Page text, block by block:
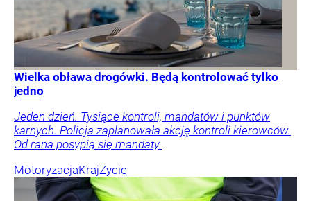
Wielka obława drogówki. Będą kontrolować tylko
jedno
Jeden dzień. Tysiące kontroli, mandatów i punktów
karnych. Policja zaplanowała akcję kontroli kierowców.
Od rana posypią się mandaty.
MotoryzacjaKrajŻycie